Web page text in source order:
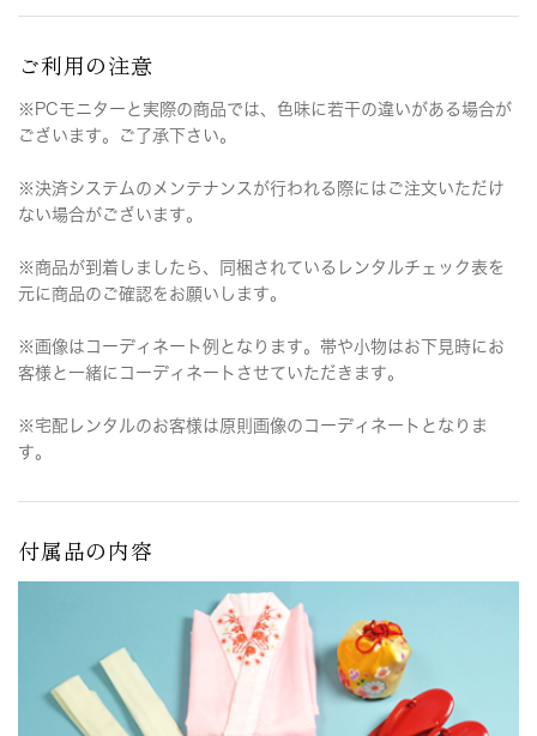
ご利用の注意
※PCモニターと実際の商品では、色味に若干の違いがある場合が
ございます。ご了承下さい。
※決済システムのメンテナンスが行われる際にはご注文いただけ
ない場合がございます。
※商品が到着しましたら、同梱されているレンタルチェック表を
元に商品のご確認をお願いします。
※画像はコーディネート例となります。帯や小物はお下見時にお
客様と一緒にコーディネートさせていただきます。
※宅配レンタルのお客様は原則画像のコーディネートとなりま
す。
付属品の内容